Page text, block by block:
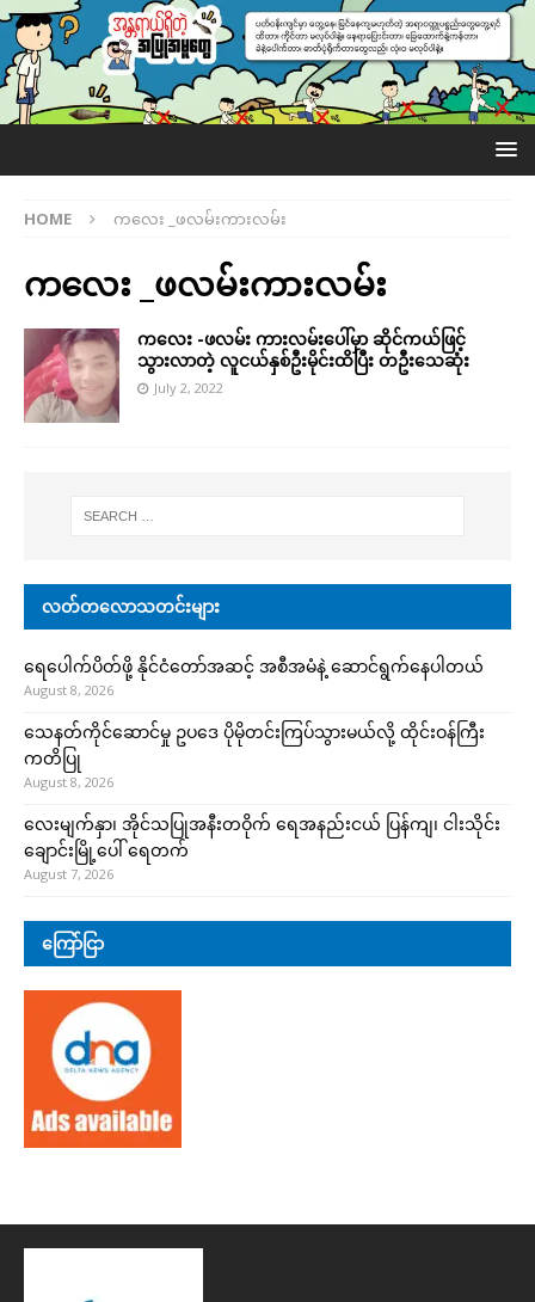
HOME ကလေး _ဖလမ်းကားလမ်း
ကလေး _ဖလမ်းကားလမ်း
ကလေး -ဖလမ်း ကားလမ်းပေါ်မှာ ဆိုင်ကယ်ဖြင့်
သွားလာတဲ့ လူငယ်နှစ်ဦးမိုင်းထိပြီး တဦးသေဆုံး
July 2, 2022
လတ်တလောသတင်းများ
ရေပေါက်ပိတ်ဖို့ နိုင်ငံတော်အဆင့် အစီအမံနဲ့ ဆောင်ရွက်နေပါတယ်
August 8, 2026
သေနတ်ကိုင်ဆောင်မှု ဥပဒေ ပိုမိုတင်းကြပ်သွားမယ်လို့ ထိုင်းဝန်ကြီး
ကတိပြု
August 8, 2026
လေးမျက်နှာ၊ အိုင်သပြုအနီးတဝိုက် ရေအနည်းငယ် ပြန်ကျ၊ ငါးသိုင်း
ချောင်းမြို့ပေါ် ရေတက်
August 7, 2026
ကြော်ငြာ